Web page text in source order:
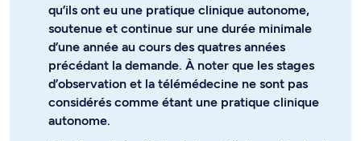
qu’ils ont eu une pratique clinique autonome,
soutenue et continue sur une durée minimale
d’une année au cours des quatres années
précédant la demande. À noter que les stages
d’observation et la télémédecine ne sont pas
considérés comme étant une pratique clinique
autonome.